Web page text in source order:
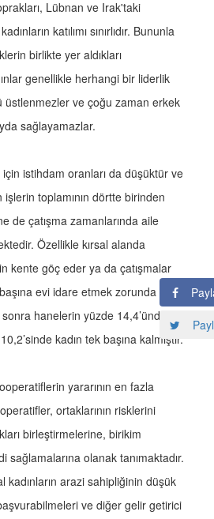
Lübnan ve Irak'taki
katılımı sınırlıdır. Bununla
birlikte yer aldıkları
genellikle herhangi bir liderlik
ve çoğu zaman erkek
sağlayamazlar.
istihdam oranları da düşüktür ve
toplamının dörtte birinden
de çatışma zamanlarında aile
Özellikle kırsal alanda
kente göç eder ya da çatışmalar
evi idare etmek zorunda kalır.
hanelerin yüzde 14,4’ünde,
kadın tek başına kalmıştır.
yararının en fazla
ortaklarının risklerini
birleştirmelerine, birikim
sağlamalarına olanak tanımaktadır.
kadınların arazi sahipliğinin düşük
ve diğer gelir getirici